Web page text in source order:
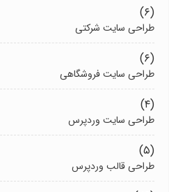
(۶)
طراحی سایت شرکتی
(۶)
طراحی سایت فروشگاهی
(۴)
طراحی سایت وردپرس
(۵)
طراحی قالب وردپرس